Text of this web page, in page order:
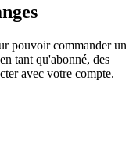
pouvoir commander un
tant qu'abonné, des
avec votre compte.